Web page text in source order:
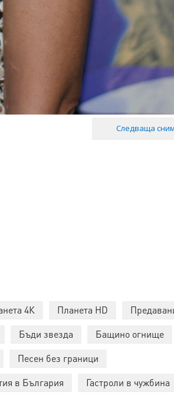
Следваща
4К Планета HD
Бъди звезда
Бащино огнище
Песен без граници
в България Гастроли в чужбина